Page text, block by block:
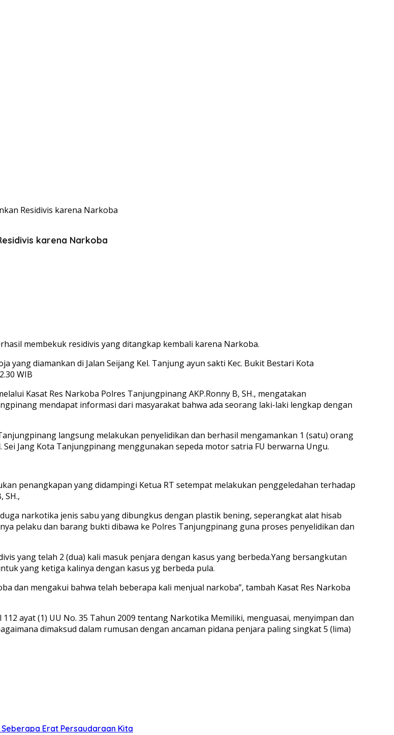
Residivis karena Narkoba
karena Narkoba
membekuk residivis yang ditangkap kembali karena Narkoba.
yang diamankan di Jalan Seijang Kel. Tanjung ayun sakti Kec. Bukit Bestari Kota
WIB
Kasat Res Narkoba Polres Tanjungpinang AKP.Ronny B, SH., mengatakan
mendapat informasi dari masyarakat bahwa ada seorang laki-laki lengkap dengan
langsung melakukan penyelidikan dan berhasil mengamankan 1 (satu) orang
Jang Kota Tanjungpinang menggunakan sepeda motor satria FU berwarna Ungu.
penangkapan yang didampingi Ketua RT setempat melakukan penggeledahan terhadap
SH.,
narkotika jenis sabu yang dibungkus dengan plastik bening, seperangkat alat hisab
pelaku dan barang bukti dibawa ke Polres Tanjungpinang guna proses penyelidikan dan
yang telah 2 (dua) kali masuk penjara dengan kasus yang berbeda.Yang bersangkutan
yang ketiga kalinya dengan kasus yg berbeda pula.
dan mengakui bahwa telah beberapa kali menjual narkoba”, tambah Kasat Res Narkoba
ayat (1) UU No. 35 Tahun 2009 tentang Narkotika Memiliki, menguasai, menyimpan dan
dimaksud dalam rumusan dengan ancaman pidana penjara paling singkat 5 (lima)
Seberapa Erat Persaudaraan Kita